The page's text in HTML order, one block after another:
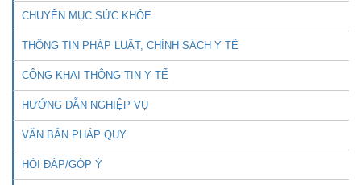
CHUYÊN MỤC SỨC KHỎE
THÔNG TIN PHÁP LUẬT, CHÍNH SÁCH Y TẾ
CÔNG KHAI THÔNG TIN Y TẾ
HƯỚNG DẪN NGHIỆP VỤ
VĂN BẢN PHÁP QUY
HỎI ĐÁP/GÓP Ý